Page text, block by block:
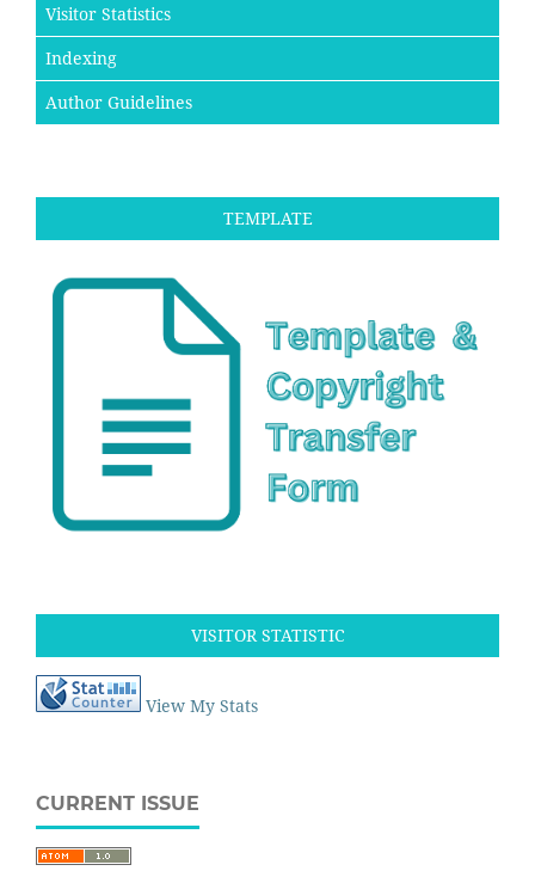
Visitor Statistics
Indexing
Author Guidelines
TEMPLATE
VISITOR STATISTIC
View My Stats
CURRENT ISSUE